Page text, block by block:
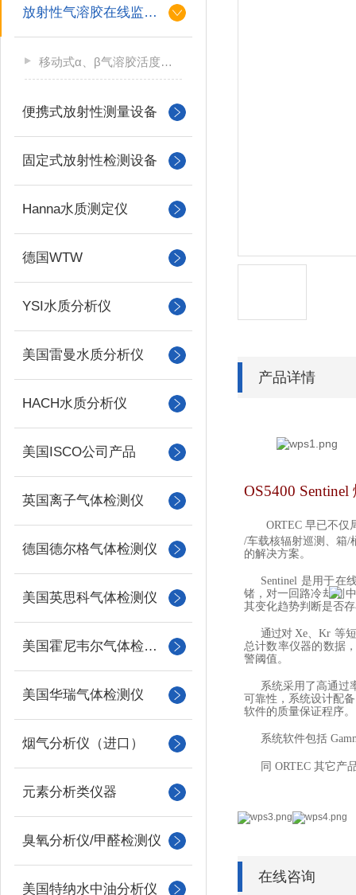
放射性气溶胶在线监测仪
移动式α、β气溶胶活度测量仪
便携式放射性测量设备
固定式放射性检测设备
Hanna水质测定仪
德国WTW
YSI水质分析仪
美国雷曼水质分析仪
HACH水质分析仪
美国ISCO公司产品
英国离子气体检测仪
德国德尔格气体检测仪
美国英思科气体检测仪
美国霍尼韦尔气体检测仪
美国华瑞气体检测仪
烟气分析仪（进口）
元素分析类仪器
臭氧分析仪/甲醛检测仪
美国特纳水中油分析仪
产品详情
OS5400 Sentinel
ORTEC 早已不仅
/车载核辐射巡测、箱/
的解决方案。
Sentinel 是用于在
锗，对一回路冷却剂
其变化趋势判断是否
通过对 Xe、 Kr 等
总计数率仪器的数据
警阈值。
系统采用了高通过
可靠性，系统设计配
软件的质量保证程序。
系统软件包括
同 ORTEC 其它产
在线咨询